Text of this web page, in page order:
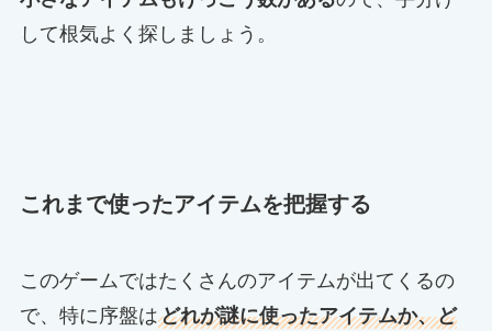
して根気よく探しましょう。
これまで使ったアイテムを把握する
このゲームではたくさんのアイテムが出てくるの
で、特に序盤はどれが謎に使ったアイテムか、ど